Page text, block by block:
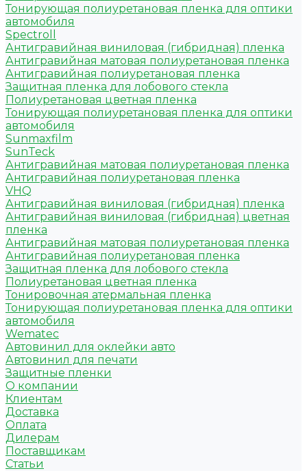
Тонирующая полиуретановая пленка для оптики
автомобиля
Spectroll
Антигравийная виниловая (гибридная) пленка
Антигравийная матовая полиуретановая пленка
Антигравийная полиуретановая пленка
Защитная пленка для лобового стекла
Полиуретановая цветная пленка
Тонирующая полиуретановая пленка для оптики
автомобиля
Sunmaxfilm
SunTeck
Антигравийная матовая полиуретановая пленка
Антигравийная полиуретановая пленка
VHQ
Антигравийная виниловая (гибридная) пленка
Антигравийная виниловая (гибридная) цветная
пленка
Антигравийная матовая полиуретановая пленка
Антигравийная полиуретановая пленка
Защитная пленка для лобового стекла
Полиуретановая цветная пленка
Тонировочная атермальная пленка
Тонирующая полиуретановая пленка для оптики
автомобиля
Wematec
Автовинил для оклейки авто
Автовинил для печати
Защитные пленки
О компании
Клиентам
Доставка
Оплата
Дилерам
Поставщикам
Статьи